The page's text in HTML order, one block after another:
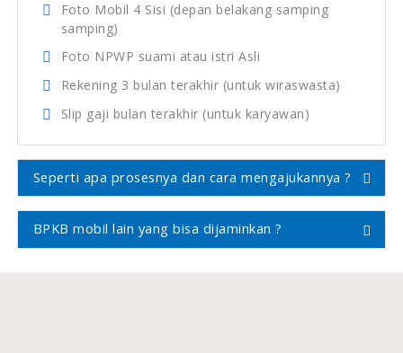
Foto Mobil 4 Sisi (depan belakang samping
samping)
Foto NPWP suami atau istri Asli
Rekening 3 bulan terakhir (untuk wiraswasta)
Slip gaji bulan terakhir (untuk karyawan)
Seperti apa prosesnya dan cara mengajukannya ?
BPKB mobil lain yang bisa dijaminkan ?